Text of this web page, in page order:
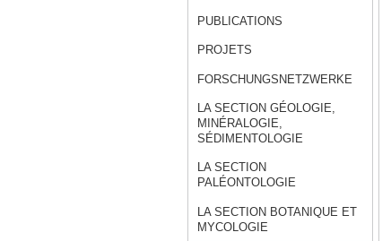
PUBLICATIONS
PROJETS
FORSCHUNGSNETZWERKE
LA SECTION GÉOLOGIE,
MINÉRALOGIE,
SÉDIMENTOLOGIE
LA SECTION
PALÉONTOLOGIE
LA SECTION BOTANIQUE ET
MYCOLOGIE